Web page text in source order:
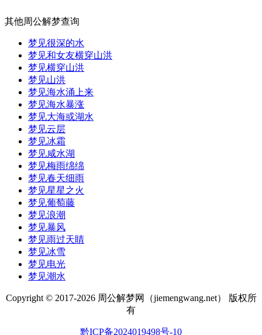
其他周公解梦查询
梦见很深的水
梦见和女友横穿山洪
梦见横穿山洪
梦见山洪
梦见海水涌上来
梦见海水暴涨
梦见大海或湖水
梦见云层
梦见冰霜
梦见咸水湖
梦见梅雨绵绵
梦见春天细雨
梦见星星之火
梦见葡萄藤
梦见浪潮
梦见暴风
梦见雨过天睛
梦见冰雪
梦见电光
梦见潮水
Copyright © 2017-2026 周公解梦网（jiemengwang.net） 版权所
有
黔ICP备2024019498号-10